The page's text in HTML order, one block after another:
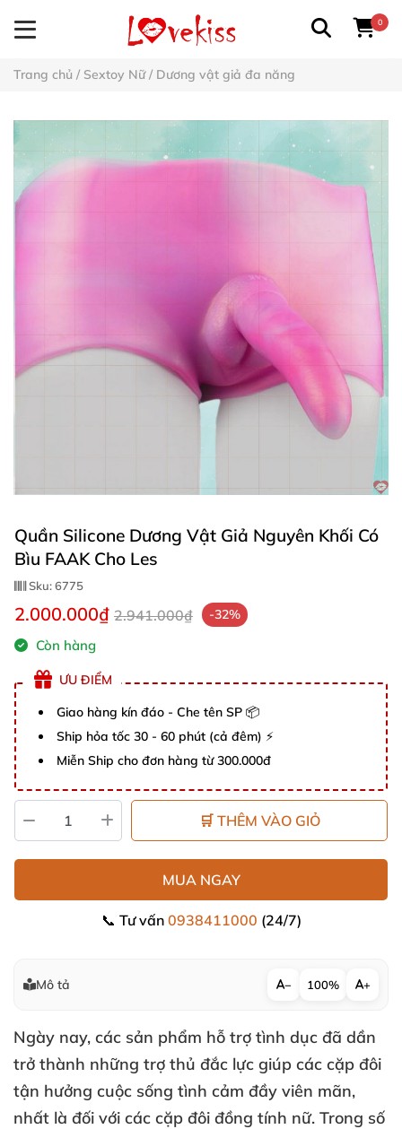
0
Trang chủ / Sextoy Nữ/ Dương vật giả đa năng
Quần Silicone Dương Vật Giả Nguyên Khối Có
Bìu FAAK Cho Les
Sku:6775
2.000.000₫ 2.941.000₫ -32%
Còn hàng
ƯU ĐIỂM
Giao hàng kín đáo - Che tên SP 📦
Ship hỏa tốc 30 - 60 phút (cả đêm) ⚡
Miễn Ship cho đơn hàng từ 300.000đ
🛒 THÊM VÀO GIỎ
MUA NGAY
📞 Tư vấn 0938411000 (24/7)
Mô tả − 100% +
Ngày nay, các sản phẩm hỗ trợ tình dục đã dần
trở thành những trợ thủ đắc lực giúp các cặp đôi
tận hưởng cuộc sống tình cảm đầy viên mãn,
nhất là đối với các cặp đôi đồng tính nữ. Trong số